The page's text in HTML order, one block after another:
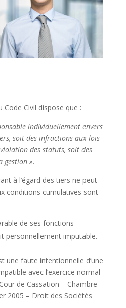
Code Civil dispose que :
individuellement envers
soit des infractionsaux lois
des statuts, soit des
gestion ».
à l’égard des tiers ne peut
conditions cumulatives sont
de ses fonctions
personnellement imputable.
une faute intentionnelle d’une
avec l’exercice normal
de Cassation – Chambre
2005 – Droit des Sociétés